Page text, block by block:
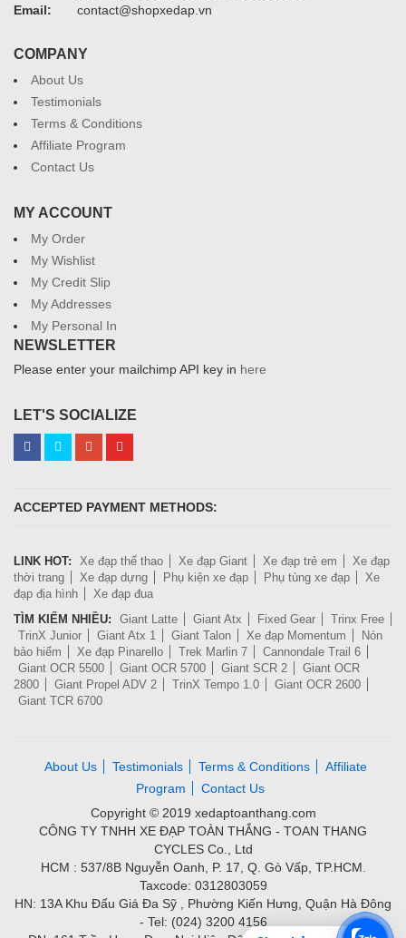
Email:
contact@shopxedap.vn
COMPANY
About Us
Testimonials
Terms & Conditions
Affiliate Program
Contact Us
MY ACCOUNT
My Order
My Wishlist
My Credit Slip
My Addresses
My Personal In
NEWSLETTER
Please enter your mailchimp API key in here
LET'S SOCIALIZE
ACCEPTED PAYMENT METHODS:
LINK HOT: Xe đạp thể thao Xe đạp Giant Xe đạp trẻ em
Xe đạp
thời trang
Xe đạp dựng Phụ kiện xe đạp Phụ tùng xe đạp
Xe
đạp địa hình
Xe đạp đua
TÌM KIẾM NHIỀU:
Giant Latte Giant Atx Fixed Gear
Trinx Free
TrinX Junior
Giant Atx 1 Giant Talon Xe đạp Momentum
Nón
bảo hiểm
Xe đạp Pinarello Trek Marlin 7
Cannondale Trail 6
Giant OCR 5500
Giant OCR 5700 Giant SCR 2
Giant OCR
2800
Giant Propel ADV 2 TrinX Tempo 1.0
Giant OCR 2600
Giant TCR 6700
About Us Testimonials Terms & Conditions
Affiliate
Program
Contact Us
Copyright © 2019 xedaptoanthang.com
CÔNG TY TNHH XE ĐẠP TOÀN THẮNG - TOAN THANG
CYCLES Co., Ltd
HCM : 537/8B Nguyễn Oanh, P. 17, Q. Gò Vấp, TP.HCM.
Taxcode: 0312803059
HN: 13A Khu Đấu Giá Đa Sỹ , Phường Kiến Hưng, Quận Hà Đông
- Tel: (024) 3200 4156